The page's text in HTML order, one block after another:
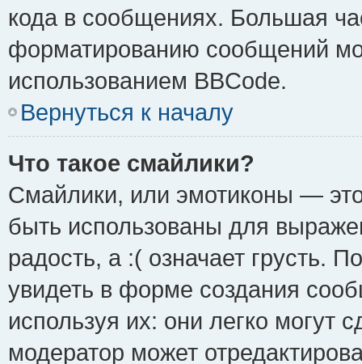
кода в сообщениях. Большая
форматированию сообщений
использованием BBCode.
Вернуться к началу
Что такое смайлики?
Смайлики, или эмотиконы —
быть использованы для
радость, а :( означает грусть.
увидеть в форме создания
используя их: они легко могут
модератор может